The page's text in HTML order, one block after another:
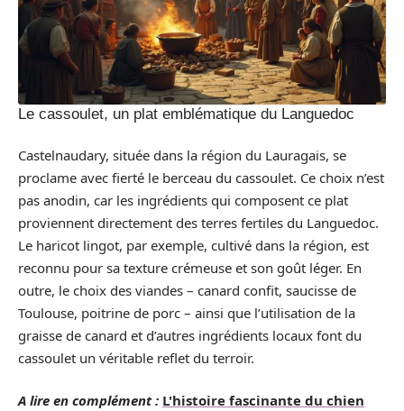
Le cassoulet, un plat emblématique du Languedoc
Castelnaudary, située dans la région du Lauragais, se
proclame avec fierté le berceau du cassoulet. Ce choix n’est
pas anodin, car les ingrédients qui composent ce plat
proviennent directement des terres fertiles du Languedoc.
Le haricot lingot, par exemple, cultivé dans la région, est
reconnu pour sa texture crémeuse et son goût léger. En
outre, le choix des viandes – canard confit, saucisse de
Toulouse, poitrine de porc – ainsi que l’utilisation de la
graisse de canard et d’autres ingrédients locaux font du
cassoulet un véritable reflet du terroir.
A lire en complément : L'histoire fascinante du chien